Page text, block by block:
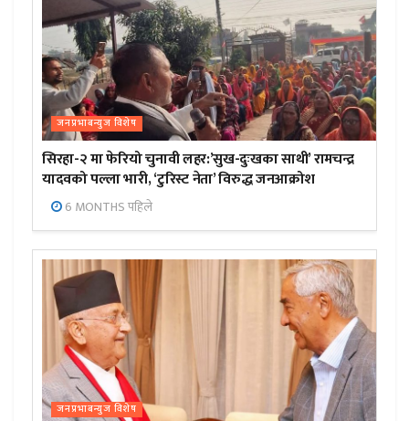
जनप्रभाबन्युज विशेष
सिरहा-२ मा फेरियो चुनावी लहर:’सुख-दुःखका साथी’ रामचन्द्र
यादवको पल्ला भारी, ‘टुरिस्ट नेता’ विरुद्ध जनआक्रोश
6 MONTHS पहिले
जनप्रभाबन्युज विशेष